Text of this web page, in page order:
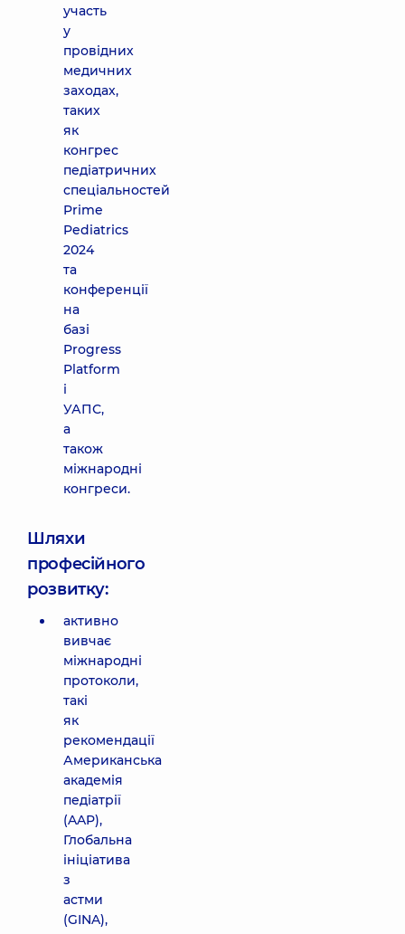
участь
у
провідних
медичних
заходах,
таких
як
конгрес
педіатричних
спеціальностей
Prime
Pediatrics
2024
та
конференції
на
базі
Progress
Platform
і
УАПС,
а
також
міжнародні
конгреси.
Шляхи
професійного
розвитку:
активно
вивчає
міжнародні
протоколи,
такі
як
рекомендації
Американська
академія
педіатрії
(AAP),
Глобальна
ініціатива
з
астми
(GINA),